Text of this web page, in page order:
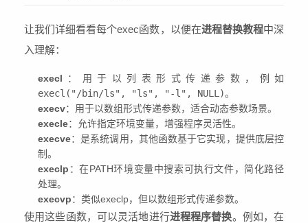
让我们详细看看每个exec函数，以便在进程替换教程中深
入理解：
execl ：用于以列表形式传递参数，例如
execl("/bin/ls", "ls", "-l", NULL)。
execv：用于以数组形式传递参数，适合动态参数场景。
execle：允许指定环境变量，增强程序灵活性。
execve：是系统调用，其他函数基于它实现，提供底层控
制。
execlp ：在PATH环境变量中搜索可执行文件，简化路径
处理。
execvp：类似execlp，但以数组形式传递参数。
使用这些函数，可以灵活地进行进程程序替换。例如，在